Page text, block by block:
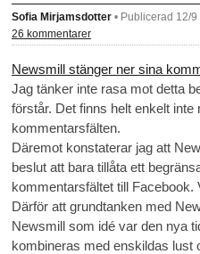
Sofia Mirjamsdotter • Publicerad 12/9
26 kommentarer
Newsmill stänger ner sina
Jag tänker inte rasa mot detta
förstår. Det finns helt enkelt
kommentarsfälten.
Däremot konstaterar jag att
beslut att bara tillåta ett
kommentarsfältet till Facebook.
Därför att grundtanken med
Newsmill som idé var den nya
kombineras med enskildas lust